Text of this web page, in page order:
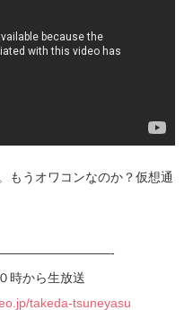
もうオワコンなのか？仮想通
時から生放送
takeda-tsuneyasu